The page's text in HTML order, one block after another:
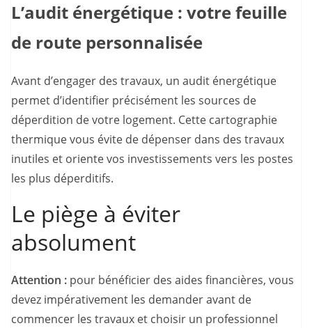
L’audit énergétique : votre feuille
de route personnalisée
Avant d’engager des travaux, un audit énergétique
permet d’identifier précisément les sources de
déperdition de votre logement. Cette cartographie
thermique vous évite de dépenser dans des travaux
inutiles et oriente vos investissements vers les postes
les plus déperditifs.
Le piège à éviter
absolument
Attention : pour bénéficier des aides financières, vous
devez impérativement les demander avant de
commencer les travaux et choisir un professionnel